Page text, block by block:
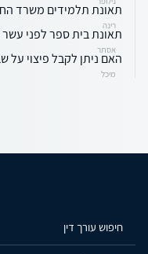
תאונת תלמידים משרד
רינה
תאונת בית ספר לפני עשר
אסתר
האם ניתן לקבל פיצוי
מיכל
חיפוש עורך דין